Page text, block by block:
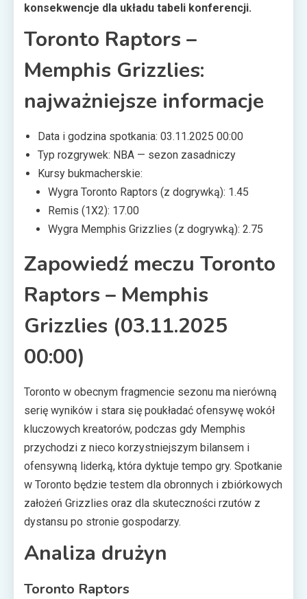
konsekwencje dla układu tabeli konferencji.
Toronto Raptors –
Memphis Grizzlies:
najważniejsze informacje
Data i godzina spotkania: 03.11.2025 00:00
Typ rozgrywek: NBA — sezon zasadniczy
Kursy bukmacherskie:
Wygra Toronto Raptors (z dogrywką): 1.45
Remis (1X2): 17.00
Wygra Memphis Grizzlies (z dogrywką): 2.75
Zapowiedź meczu Toronto
Raptors – Memphis
Grizzlies (03.11.2025
00:00)
Toronto w obecnym fragmencie sezonu ma nierówną
serię wyników i stara się poukładać ofensywę wokół
kluczowych kreatorów, podczas gdy Memphis
przychodzi z nieco korzystniejszym bilansem i
ofensywną liderką, która dyktuje tempo gry. Spotkanie
w Toronto będzie testem dla obronnych i zbiórkowych
założeń Grizzlies oraz dla skuteczności rzutów z
dystansu po stronie gospodarzy.
Analiza drużyn
Toronto Raptors